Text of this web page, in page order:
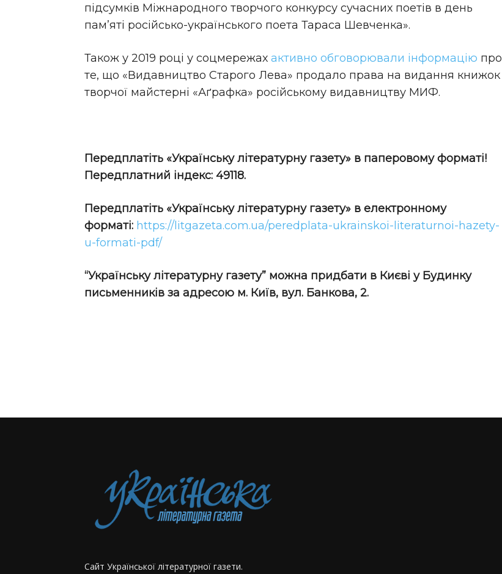
підсумків Міжнародного творчого конкурсу сучасних поетів в день
пам’яті російсько-українського поета Тараса Шевченка».
Також у 2019 році у соцмережах активно обговорювали інформацію про
те, що «Видавництво Старого Лева» продало права на видання книжок
творчої майстерні «Аґрафка» російському видавництву МИФ.
Передплатіть «Українську літературну газету» в паперовому форматі!
Передплатний індекс: 49118.
Передплатіть «Українську літературну газету» в електронному
форматі: https://litgazeta.com.ua/peredplata-ukrainskoi-literaturnoi-hazety-
u-formati-pdf/
“Українську літературну газету” можна придбати в Києві у Будинку
письменників за адресою м. Київ, вул. Банкова, 2.
Сайт Української літературної газети.